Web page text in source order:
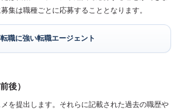
集は職種ごとに応募することとなります。
職に強い転職エージェント
後）
を提出します。それらに記載された過去の職歴や